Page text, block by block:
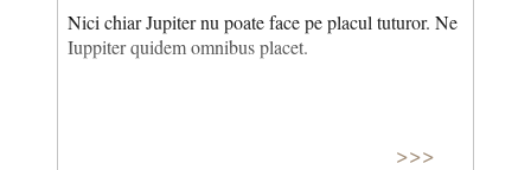
Nici chiar Jupiter nu poate face pe placul tuturor. Ne
Iuppiter quidem omnibus placet.
>>>